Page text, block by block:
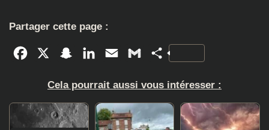
Partager cette page :
Facebook SnapchatLinkedInEmail GmailPartager
Cela pourrait aussi vous intéresser :